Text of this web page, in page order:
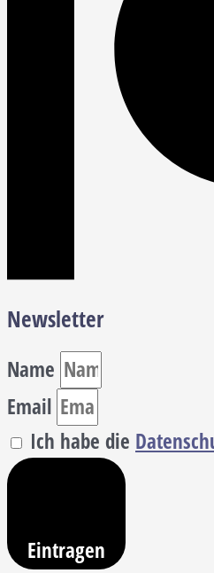
Newsletter
Name
Email
Ich habe die
Eintragen